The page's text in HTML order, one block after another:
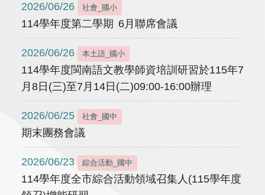
2026/06/26 社會_國小
114學年度第二學期 6月聯席會議
2026/06/26 本土語_國小
114學年度閩南語文教學師資培訓研習於115年7
月8日(三)至7月14日(二)09:00-16:00辦理
2026/06/25 社會_國中
期末團務會議
2026/06/23 綜合活動_國中
114學年度全市綜合活動領域召集人(115學年度